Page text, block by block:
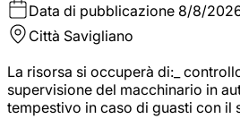
Data di pubblicazione 8/8/
Città Savigliano
La risorsa si occuperà di:_
supervisione del macchinario in
tempestivo in caso di guasti con il